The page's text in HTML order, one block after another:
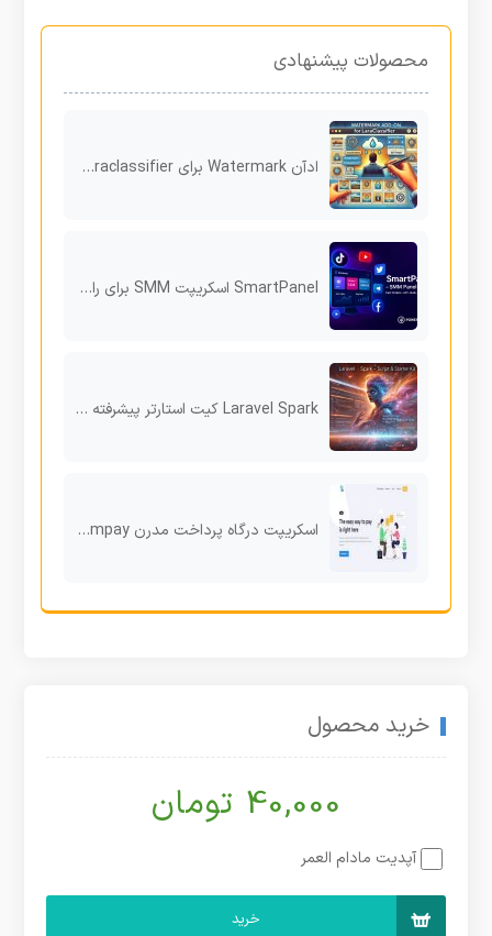
محصولات پیشنهادی
ادآن Watermark برای Laraclassifier افزودن واترمارک به تصاویر آگهی‌ها و محافظت از محتوای سایت
SmartPanel اسکریپت SMM برای راه‌اندازی پنل خدمات شبکه‌های اجتماعی
Laravel Spark کیت استارتر پیشرفته برای ساخت SaaS و مدیریت پرداخت‌های اشتراکی
اسکریپت درگاه پرداخت مدرن Boompay
خرید محصول
40,000 تومان
آپدیت مادام العمر
خرید